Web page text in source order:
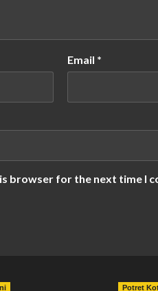
Email *
browser for the next time I
Potret